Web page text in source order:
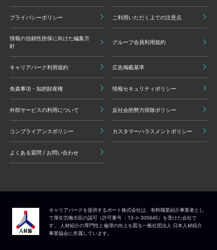
プライバシーポリシー ご利用いただく上での注意点
情報の信頼性担保に向けた編集方
針
グループ会員利用規約
キャリアパーク利用規約 広告掲載基準
免責事項・知的財産権 情報セキュリティポリシー
外部サービスの利用について 反社会的勢力排除ポリシー
コンプライアンスポリシー カスタマーハラスメントポリシー
よくある質問 / お問い合わせ